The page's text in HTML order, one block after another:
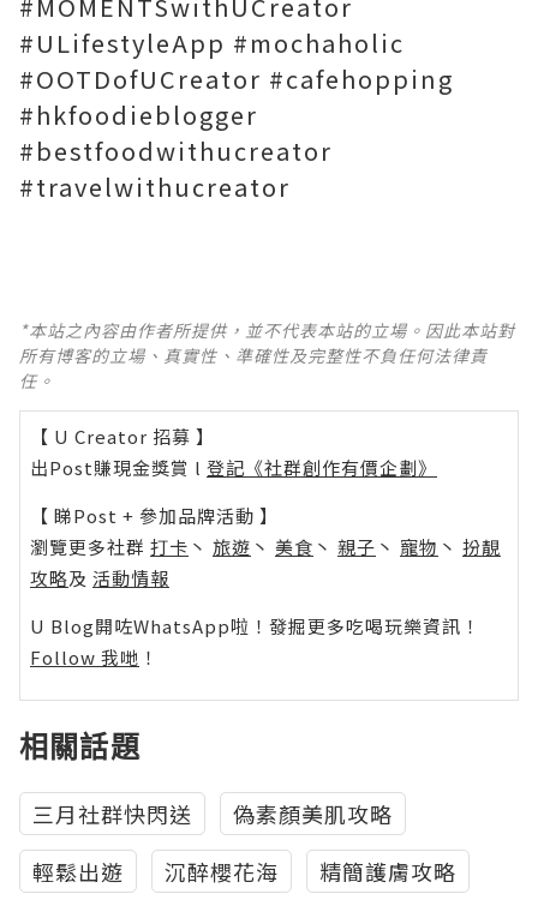
#ULifestyleApp #mochaholic
#OOTDofUCreator #cafehopping
#hkfoodieblogger
#bestfoodwithucreator
#travelwithucreator
*本站之內容由作者所提供，並不代表本站的立場。因此本站對
所有博客的立場、真實性、準確性及完整性不負任何法律責
任。
【 U Creator 招募 】
出Post賺現金獎賞 l 登記《社群創作有價企劃》
【 睇Post + 參加品牌活動 】
瀏覽更多社群 打卡 丶 旅遊 丶 美食 丶 親子 丶 寵物 丶 扮靚
攻略及 活動情報
U Blog開咗WhatsApp啦！發掘更多吃喝玩樂資訊！
Follow 我哋 ！
相關話題
三月社群快閃送
偽素顏美肌攻略
輕鬆出遊
沉醉櫻花海
精簡護膚攻略